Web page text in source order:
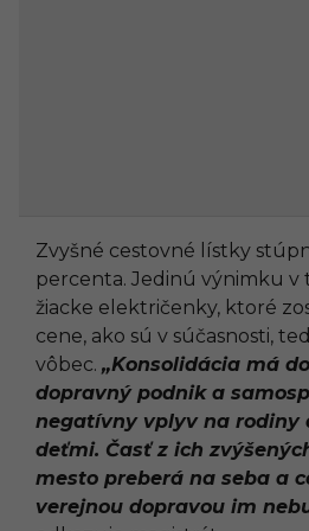
Zvyšné cestovné lístky
percenta. Jedinú výnimku
žiacke električenky, ktoré
cene, ako sú v súčasnosti,
vôbec. „Konsolidácia má
dopravný podnik a
negatívny vplyv na rodiny
deťmi. Časť z ich
mesto preberá na seba a
verejnou dopravou im